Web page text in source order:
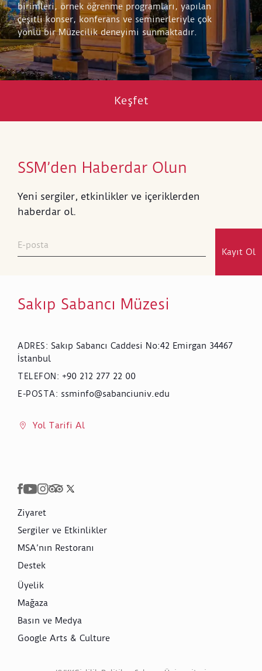
birimleri, örnek öğrenme programları, yapılan
çeşitli konser, konferans ve seminerleriyle çok
yönlü bir Müzecilik deneyimi sunmaktadır.
Keşfet
SSM’den Haberdar Olun
Yeni sergiler, etkinlikler ve içeriklerden
haberdar ol.
Kayıt Ol
Sakıp Sabancı Müzesi
ADRES: Sakıp Sabancı Caddesi No:42 Emirgan 34467
İstanbul
TELEFON : +90 212 277 22 00
E-POSTA: ssminfo@sabanciuniv.edu
Yol Tarifi Al
Ziyaret
Sergiler ve Etkinlikler
MSA’nın Restoranı
Destek
Üyelik
Mağaza
Basın ve Medya
Google Arts & Culture